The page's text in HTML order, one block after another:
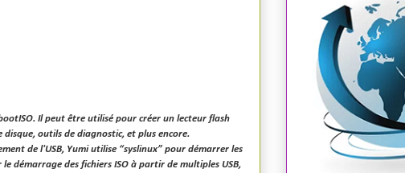
Il peut être utilisé pour créer un lecteur flash
outils de diagnostic, et plus encore.
de l'USB, Yumi utilise “syslinux” pour démarrer les
démarrage des fichiers ISO à partir de multiples USB,